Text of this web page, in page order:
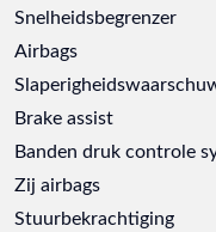
Snelheidsbegrenzer
Airbags
Brake assist
Banden druk controle
Zij airbags
Stuurbekrachtiging